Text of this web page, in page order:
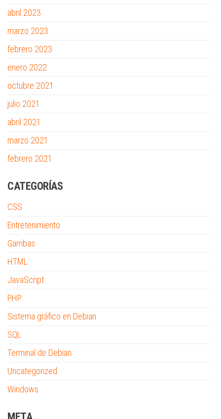
abril 2023
marzo 2023
febrero 2023
enero 2022
octubre 2021
julio 2021
abril 2021
marzo 2021
febrero 2021
CATEGORÍAS
CSS
Entretenimiento
Gambas
HTML
JavaScript
PHP
Sistema gráfico en Debian
SQL
Terminal de Debian
Uncategorized
Windows